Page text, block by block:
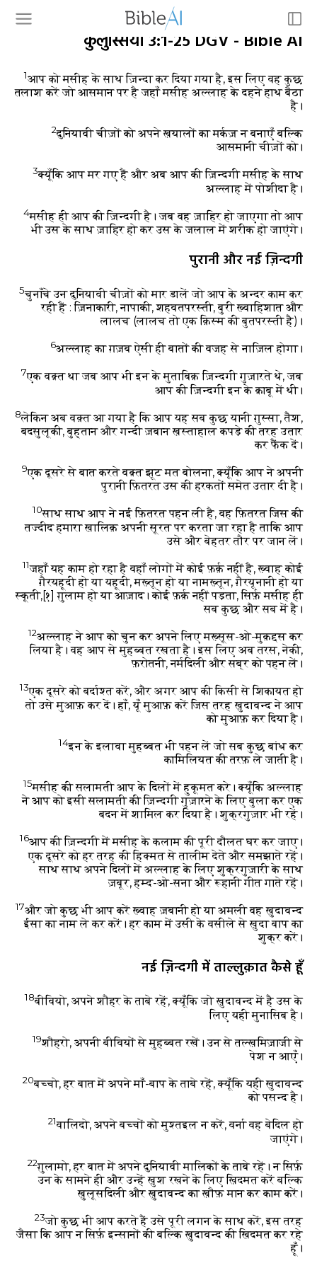
कुलुस्सियों 3:1-25 DGV - Bible AI
1आप को मसीह के साथ ज़िन्दा कर दिया गया है, इस लिए वह कुछ
तलाश करें जो आसमान पर है जहाँ मसीह अल्लाह के दहने हाथ बैठा
है।
2दुनियावी चीज़ों को अपने ख़यालों का मर्कज़ न बनाएँ बल्कि
आसमानी चीज़ों को।
3क्यूँकि आप मर गए हैं और अब आप की ज़िन्दगी मसीह के साथ
अल्लाह में पोशीदा है।
4मसीह ही आप की ज़िन्दगी है। जब वह ज़ाहिर हो जाएगा तो आप
भी उस के साथ ज़ाहिर हो कर उस के जलाल में शरीक हो जाएंगे।
पुरानी और नई ज़िन्दगी
5चुनाँचे उन दुनियावी चीज़ों को मार डालें जो आप के अन्दर काम कर
रही हैं : ज़िनाकारी, नापाकी, शहवतपरस्ती, बुरी ख़्वाहिशात और
लालच (लालच तो एक क़िस्म की बुतपरस्ती है)।
6अल्लाह का ग़ज़ब ऐसी ही बातों की वजह से नाज़िल होगा।
7एक वक़्त था जब आप भी इन के मुताबिक़ ज़िन्दगी गुज़ारते थे, जब
आप की ज़िन्दगी इन के क़ाबू में थी।
8लेकिन अब वक़्त आ गया है कि आप यह सब कुछ यानी ग़ुस्सा, तैश,
बदसुलूकी, बुह्तान और गन्दी ज़बान ख़स्ताहाल कपड़े की तरह उतार
कर फैंक दें।
9एक दूसरे से बात करते वक़्त झूट मत बोलना, क्यूँकि आप ने अपनी
पुरानी फ़ितरत उस की हरकतों समेत उतार दी है।
10साथ साथ आप ने नई फ़ितरत पहन ली है, वह फ़ितरत जिस की
तज्दीद हमारा ख़ालिक़ अपनी सूरत पर करता जा रहा है ताकि आप
उसे और बेहतर तौर पर जान लें।
11जहाँ यह काम हो रहा है वहाँ लोगों में कोई फ़र्क़ नहीं है, ख़्वाह कोई
ग़ैरयहूदी हो या यहूदी, मख़्तून हो या नामख़्तून, ग़ैरयूनानी हो या
स्कूती,[१] ग़ुलाम हो या आज़ाद। कोई फ़र्क़ नहीं पड़ता, सिर्फ़ मसीह ही
सब कुछ और सब में है।
12अल्लाह ने आप को चुन कर अपने लिए मख़्सूस-ओ-मुक़द्दस कर
लिया है। वह आप से मुहब्बत रखता है। इस लिए अब तरस, नेकी,
फ़रोतनी, नर्मदिली और सब्र को पहन लें।
13एक दूसरे को बर्दाश्त करें, और अगर आप की किसी से शिकायत हो
तो उसे मुआफ़ कर दें। हाँ, यूँ मुआफ़ करें जिस तरह ख़ुदावन्द ने आप
को मुआफ़ कर दिया है।
14इन के इलावा मुहब्बत भी पहन लें जो सब कुछ बांध कर
कामिलियत की तरफ़ ले जाती है।
15मसीह की सलामती आप के दिलों में हुकूमत करे। क्यूँकि अल्लाह
ने आप को इसी सलामती की ज़िन्दगी गुज़ारने के लिए बुला कर एक
बदन में शामिल कर दिया है। शुक्रगुज़ार भी रहें।
16आप की ज़िन्दगी में मसीह के कलाम की पूरी दौलत घर कर जाए।
एक दूसरे को हर तरह की हिक्मत से तालीम देते और समझाते रहें।
साथ साथ अपने दिलों में अल्लाह के लिए शुक्रगुज़ारी के साथ
ज़बूर, हम्द-ओ-सना और रूहानी गीत गाते रहें।
17और जो कुछ भी आप करें ख़्वाह ज़बानी हो या अमली वह ख़ुदावन्द
ईसा का नाम ले कर करें। हर काम में उसी के वसीले से ख़ुदा बाप का
शुक्र करें।
नई ज़िन्दगी में ताल्लुक़ात कैसे हूँ
18बीवियो, अपने शौहर के ताबे रहें, क्यूँकि जो ख़ुदावन्द में है उस के
लिए यही मुनासिब है।
19शौहरो, अपनी बीवियों से मुहब्बत रखें। उन से तल्ख़मिज़ाजी से
पेश न आएँ।
20बच्चो, हर बात में अपने माँ-बाप के ताबे रहें, क्यूँकि यही ख़ुदावन्द
को पसन्द है।
21वालिदो, अपने बच्चों को मुश्तइल न करें, वर्ना वह बेदिल हो
जाएंगे।
22ग़ुलामो, हर बात में अपने दुनियावी मालिकों के ताबे रहें। न सिर्फ़
उन के सामने ही और उन्हें ख़ुश रखने के लिए ख़िदमत करें बल्कि
ख़ुलूसदिली और ख़ुदावन्द का ख़ौफ़ मान कर काम करें।
23जो कुछ भी आप करते हैं उसे पूरी लगन के साथ करें, इस तरह
जैसा कि आप न सिर्फ़ इन्सानों की बल्कि ख़ुदावन्द की ख़िदमत कर रहे
हूँ।